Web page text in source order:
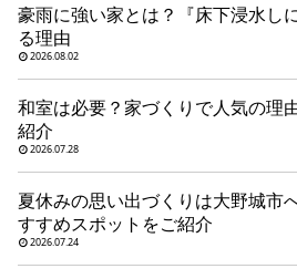
モデルハウス 検索・見学予約
シミュレーション
豪雨に強い家とは？『床下浸水し
る理由
2026.08.02
和室は必要？家づくりで人気の理
紹介
2026.07.28
夏休みの思い出づくりは大野城市
すすめスポットをご紹介
2026.07.24